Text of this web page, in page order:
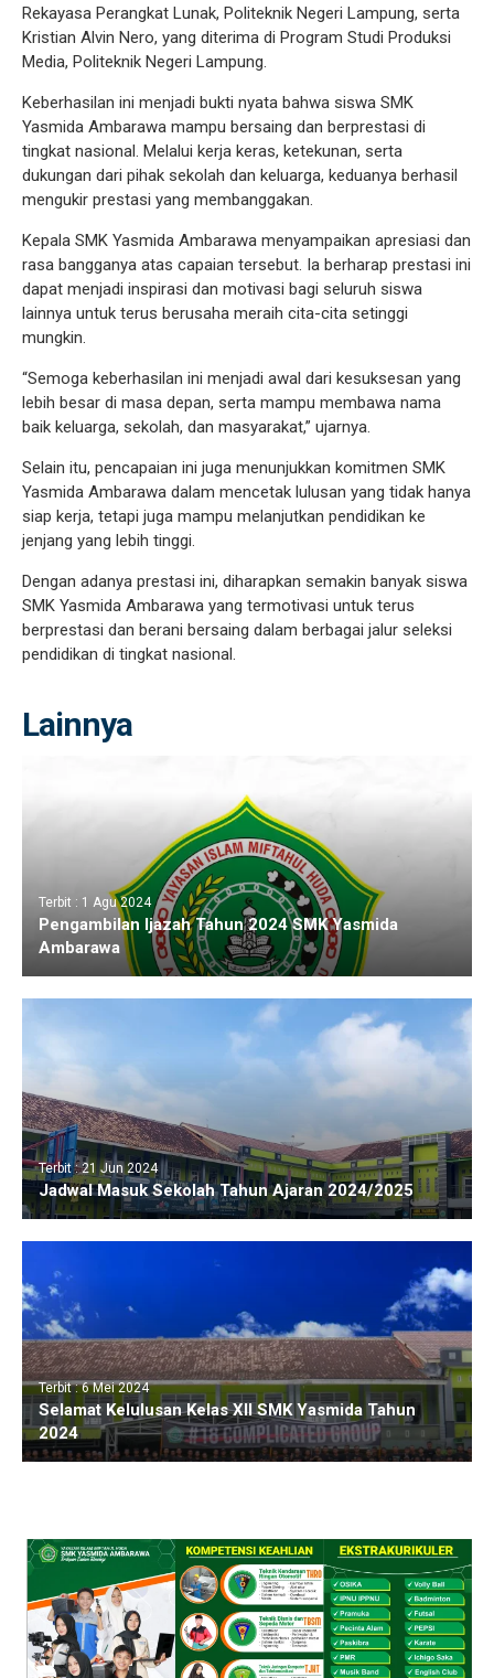
Rekayasa Perangkat Lunak, Politeknik Negeri Lampung, serta
Kristian Alvin Nero, yang diterima di Program Studi Produksi
Media, Politeknik Negeri Lampung.
Keberhasilan ini menjadi bukti nyata bahwa siswa SMK
Yasmida Ambarawa mampu bersaing dan berprestasi di
tingkat nasional. Melalui kerja keras, ketekunan, serta
dukungan dari pihak sekolah dan keluarga, keduanya berhasil
mengukir prestasi yang membanggakan.
Kepala SMK Yasmida Ambarawa menyampaikan apresiasi dan
rasa bangganya atas capaian tersebut. Ia berharap prestasi ini
dapat menjadi inspirasi dan motivasi bagi seluruh siswa
lainnya untuk terus berusaha meraih cita-cita setinggi
mungkin.
“Semoga keberhasilan ini menjadi awal dari kesuksesan yang
lebih besar di masa depan, serta mampu membawa nama
baik keluarga, sekolah, dan masyarakat,” ujarnya.
Selain itu, pencapaian ini juga menunjukkan komitmen SMK
Yasmida Ambarawa dalam mencetak lulusan yang tidak hanya
siap kerja, tetapi juga mampu melanjutkan pendidikan ke
jenjang yang lebih tinggi.
Dengan adanya prestasi ini, diharapkan semakin banyak siswa
SMK Yasmida Ambarawa yang termotivasi untuk terus
berprestasi dan berani bersaing dalam berbagai jalur seleksi
pendidikan di tingkat nasional.
Lainnya
Terbit : 1 Agu 2024
Pengambilan Ijazah Tahun 2024 SMK Yasmida
Ambarawa
Terbit : 21 Jun 2024
Jadwal Masuk Sekolah Tahun Ajaran 2024/2025
Terbit : 6 Mei 2024
Selamat Kelulusan Kelas XII SMK Yasmida Tahun
2024